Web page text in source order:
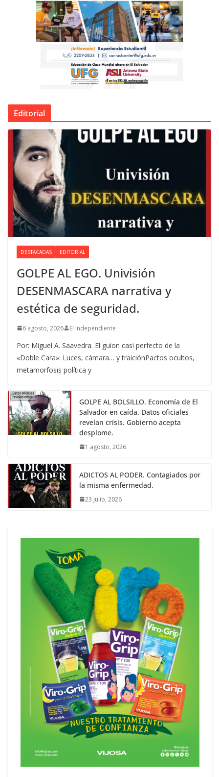
Editorial
DESTACADAS EDITORIAL
GOLPE AL EGO. Univisión
DESENMASCARA narrativa y
estética de seguridad.
6 agosto, 2026 El Independiente
Por: Miguel A. Saavedra. El guion casi perfecto de la
«Doble Cara»: Luces, cámara… y traiciónPactos ocultos,
metamorfosis política y
GOLPE AL BOLSILLO. Economía de El
Salvador en caída. Datos oficiales
revelan crisis. Gobierno acepta
desplome.
1 agosto, 2026
ADICTOS AL PODER. Contagiados por
la misma enfermedad.
23 julio, 2026